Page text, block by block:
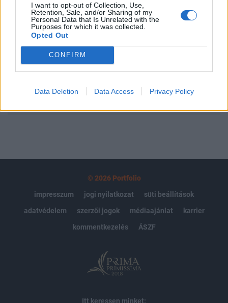
I want to opt-out of Collection, Use,
Retention, Sale, and/or Sharing of my
Personal Data that Is Unrelated with the
Purposes for which it was collected.
Opted Out
CONFIRM
Data Deletion Data Access Privacy Policy
Portfolio.hu teljes cikkarchívum
Kötéslisták: BÉT elmúlt 2 év napon belüli
kötéslistái
Előfizetés
MÁR ELŐFIZETŐNK VAGY? BEJELENTKEZÉS
© 2026 Portfolio
impresszum
jogi nyilatkozat
süti beállítások
adatvédelem
szerzői jogok médiaajánlat
karrier
kommentkezelés
ÁSZF
Itt keressen minket: